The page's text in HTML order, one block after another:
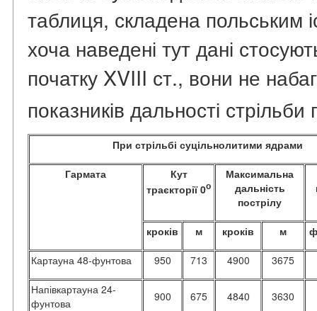
таблиця, складена польським
хоча наведені тут дані
початку XVIII ст., вони не
показників дальності
При стрільбі суцільнолитими ядрами
Гармата
Кут
траєкторії 0о
Максимальна
дальність
пострілу
кроків м кроків м
Картауна 48-фунтова 950 713 4900 3675
Напівкартауна 24-
фунтова
900 675 4840 3630